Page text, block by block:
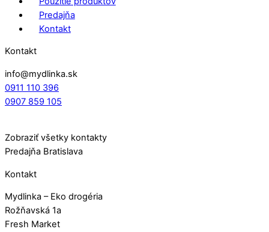
Predajňa
Kontakt
Kontakt
info@mydlinka.sk
0911 110 396
0907 859 105
Zobraziť všetky kontakty
Predajňa Bratislava
Kontakt
Mydlinka – Eko drogéria
Rožňavská 1a
Fresh Market